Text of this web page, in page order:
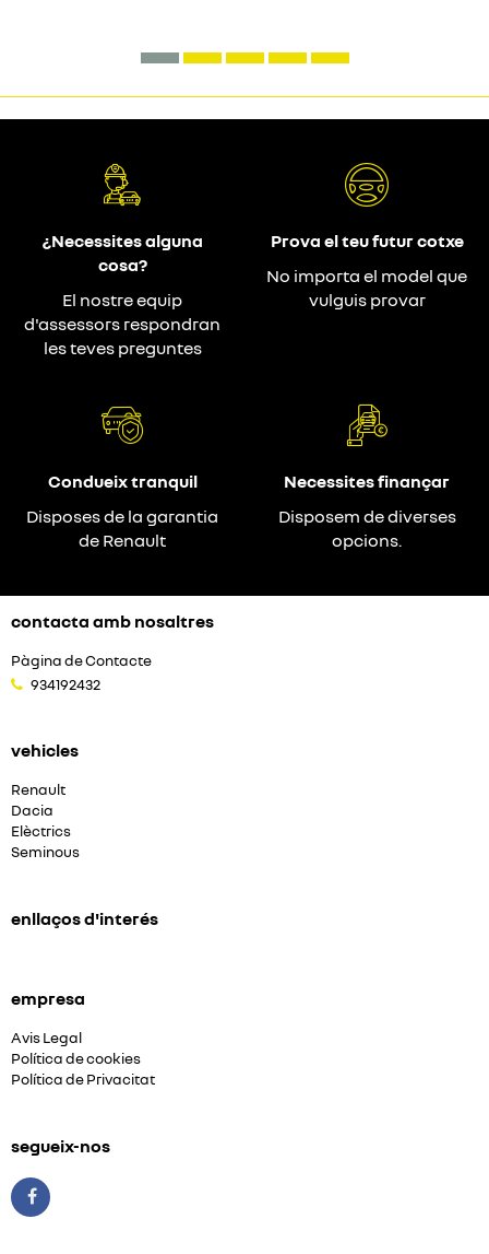
¿Necessites alguna
cosa?
El nostre equip
d'assessors respondran
les teves preguntes
Prova el teu futur cotxe
No importa el model que
vulguis provar
Condueix tranquil
Disposes de la garantia
de Renault
Necessites finançar
Disposem de diverses
opcions.
contacta amb nosaltres
Pàgina de Contacte
934192432
vehicles
Renault
Dacia
Elèctrics
Seminous
enllaços d'interés
empresa
Avis Legal
Política de cookies
Política de Privacitat
segueix-nos